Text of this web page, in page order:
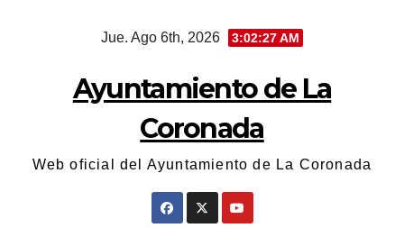
Jue. Ago 6th, 2026 3:02:27 AM
Ayuntamiento de La
Coronada
Web oficial del Ayuntamiento de La Coronada